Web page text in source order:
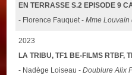
EN TERRASSE S.2 EPISODE 9
- Florence Fauquet -Mme Louvain
2023
LA TRIBU, TF1 BE-FILMS RTBF,
- Nadège Loiseau -Doublure Alix